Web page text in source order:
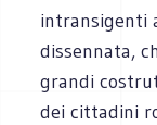
intransigenti
dissennata,
grandi
dei cittadini